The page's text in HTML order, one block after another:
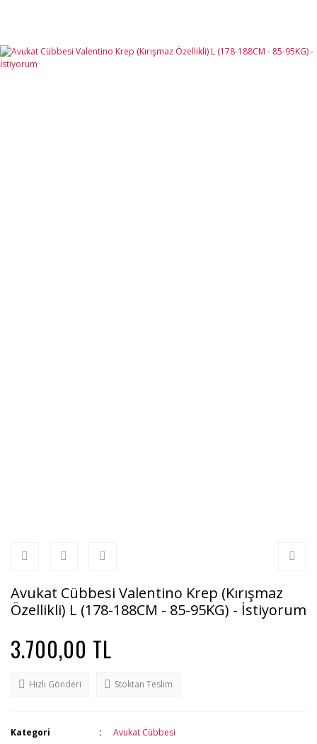
Avukat Cübbesi Valentino Krep (Kırışmaz
Özellikli) L (178-188CM - 85-95KG) - İstiyorum
3.700,00 TL
Hızlı Gönderi Stoktan Teslim
Kategori
Avukat Cübbesi